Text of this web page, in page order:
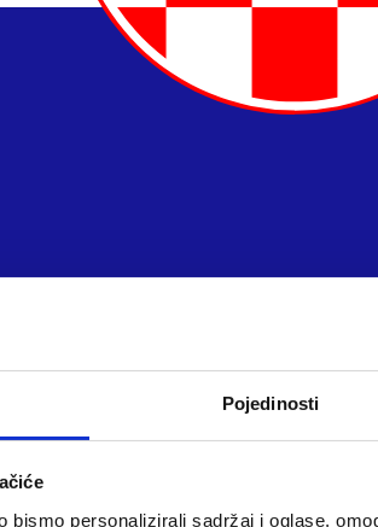
Pojedinosti
bismo personalizirali sadržaj i oglase,